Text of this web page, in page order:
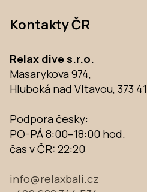
Kontakty ČR
Relax dive s.r.o.
Masarykova 974,
Hluboká nad Vltavou, 373 41
Podpora česky:
PO-PÁ 8:00–18:00 hod.
čas v ČR: 22:20
info@relaxbali.cz